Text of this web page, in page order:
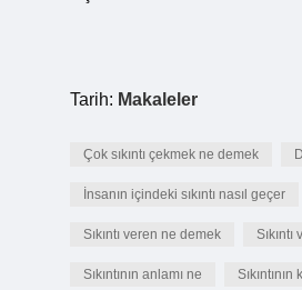
Tarih: Makaleler
Çok sıkıntı çekmek ne demek
İnsanın içindeki sıkıntı nasıl geçer
Sıkıntı veren ne demek
Sıkıntının anlamı ne